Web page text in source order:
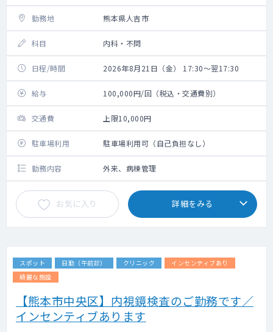
勤務地 熊本県人吉市
科目 内科・不問
日程/時間 2026年8月21日（金） 17:30～翌17:30
給与 100,000円/回（税込・交通費別）
交通費 上限10,000円
駐車場利用 駐車場利用可（自己負担なし）
勤務内容 外来、病棟管理
お気に入り 詳細をみる
スポット 日勤（午前診） クリニック
インセンティブあり
綺麗な施設
【熊本市中央区】内視鏡検査のご勤務です／
インセンティブあります